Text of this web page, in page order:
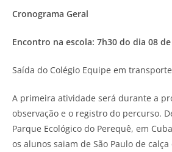
Cronograma Geral
Encontro na escola: 7h30 do dia 08
Saída do Colégio Equipe em
A primeira atividade será durante a
observação e o registro do percurso.
Parque Ecológico do Perequê, em
os alunos saiam de São Paulo de